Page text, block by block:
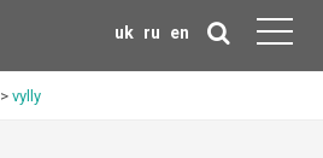
uk ru en
> vylly